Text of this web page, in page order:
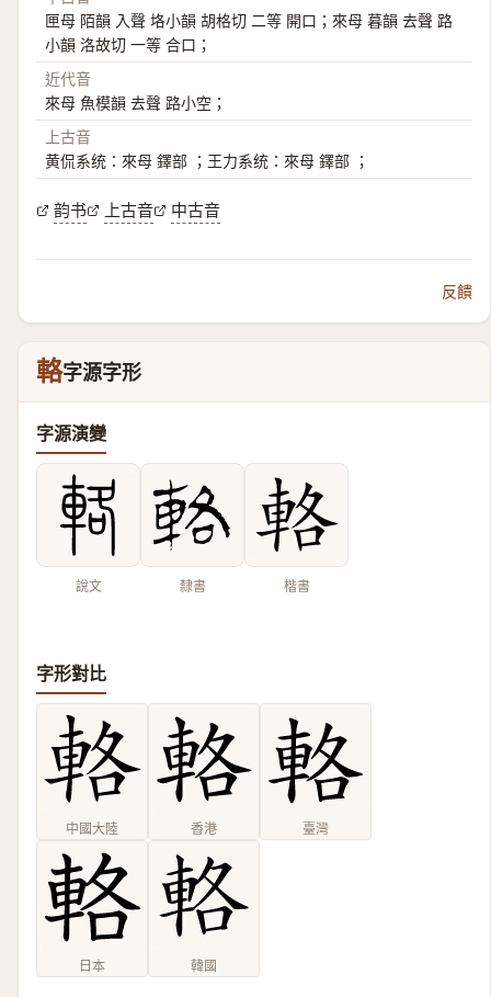
匣母 陌韻 入聲 垎小韻 胡格切 二等 開口；來母 暮韻 去聲 路
小韻 洛故切 一等 合口；
近代音
來母 魚模韻 去聲 路小空；
上古音
黄侃系统：來母 鐸部 ；王力系统：來母 鐸部 ；
韵书 上古音 中古音
反饋
輅字源字形
字源演變
說文 隸書 楷書
字形對比
中國大陸 香港 臺灣
日本 韓國